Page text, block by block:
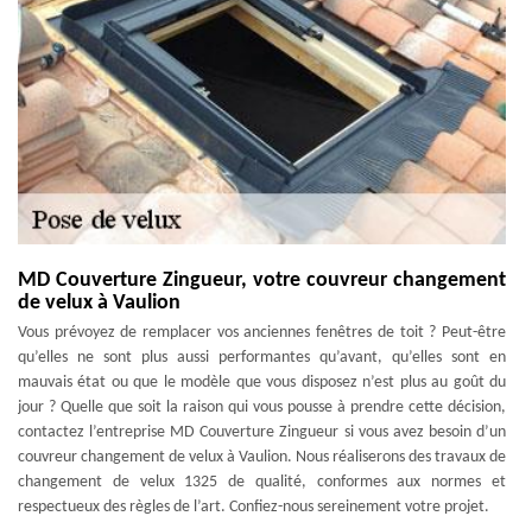
MD Couverture Zingueur, votre couvreur changement
de velux à Vaulion
Vous prévoyez de remplacer vos anciennes fenêtres de toit ? Peut-être
qu’elles ne sont plus aussi performantes qu’avant, qu’elles sont en
mauvais état ou que le modèle que vous disposez n’est plus au goût du
jour ? Quelle que soit la raison qui vous pousse à prendre cette décision,
contactez l’entreprise MD Couverture Zingueur si vous avez besoin d’un
couvreur changement de velux à Vaulion. Nous réaliserons des travaux de
changement de velux 1325 de qualité, conformes aux normes et
respectueux des règles de l’art. Confiez-nous sereinement votre projet.